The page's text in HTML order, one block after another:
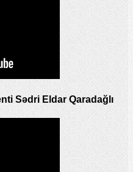
Sədri Eldar Qaradağlı